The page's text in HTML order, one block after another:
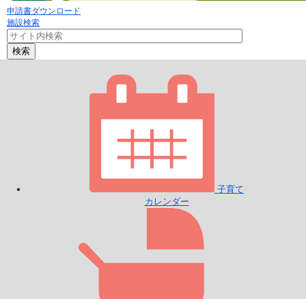
申請書ダウンロード
施設検索
検索
子育て
カレンダー